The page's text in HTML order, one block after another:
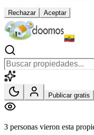
Rechazar Aceptar
Publicar gratis
3 personas vieron esta